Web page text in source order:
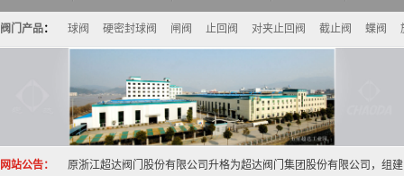
阀门产品： 球阀 硬密封球阀 闸阀 止回阀 对夹止回阀 截止阀 蝶阀
网站公告： 原浙江超达阀门股份有限公司升格为超达阀门集团股份有限公司，组